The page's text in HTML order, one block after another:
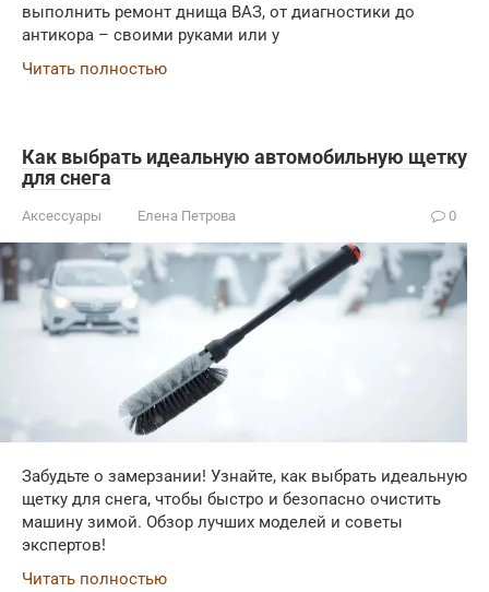
выполнить ремонт днища ВАЗ, от диагностики до
антикора – своими руками или у
Читать полностью
Как выбрать идеальную автомобильную щетку
для снега
Аксессуары Елена Петрова 0
Забудьте о замерзании! Узнайте, как выбрать идеальную
щетку для снега, чтобы быстро и безопасно очистить
машину зимой. Обзор лучших моделей и советы
экспертов!
Читать полностью